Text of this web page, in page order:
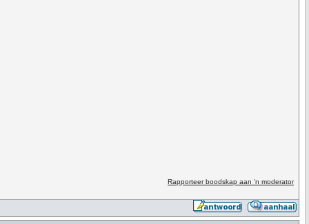
Rapporteer boodskap aan 'n moderator